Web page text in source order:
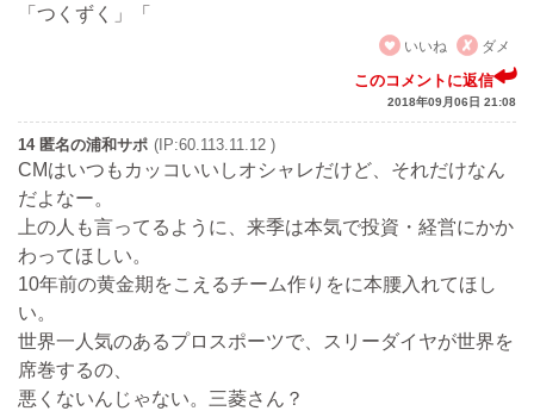
「つくずく」「
いいね
ダメ
このコメントに返信
2018年09月06日 21:08
14 匿名の浦和サポ (IP:60.113.11.12 )
CMはいつもカッコいいしオシャレだけど、それだけなん
だよなー。
上の人も言ってるように、来季は本気で投資・経営にかか
わってほしい。
10年前の黄金期をこえるチーム作りをに本腰入れてほし
い。
世界一人気のあるプロスポーツで、スリーダイヤが世界を
席巻するの、
悪くないんじゃない。三菱さん？